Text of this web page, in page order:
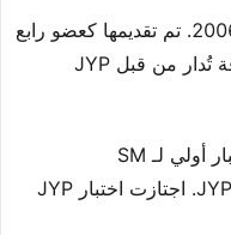
انطلق مسار الفنانة المهني في مايو 2006. تم تقديمها كعضو رابع
في فرقة وندر غيرلز. كانت هذه الفرقة تُدار من قبل JYP
كان بدايتها في العلامة سريعًا. بعد اختبار أولي لـ SM
Entertainment، لاحظها كشاف من JYP. اجتازت اختبار JYP